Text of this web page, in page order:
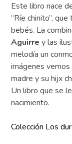
Este libro nace
“Ríe chinito”,
bebés. La
Aguirre y las
melodía un
imágenes vemos
madre y su hijx
Un libro que se
nacimiento.
Colección Los